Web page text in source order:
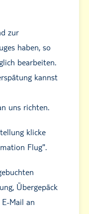
zur
haben, so
bearbeiten.
kannst
uns richten.
klicke
Flug".
Übergepäck
Mail an